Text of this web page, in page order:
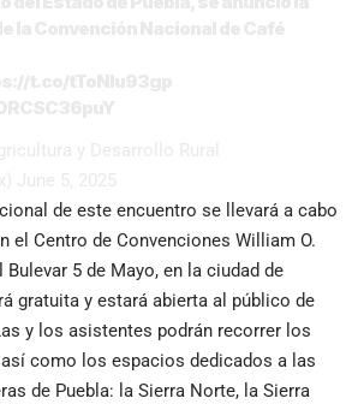
de este encuentro se llevará a cabo
el Centro de Convenciones William O.
5 de Mayo, en la ciudad de
gratuita y estará abierta al público de
y los asistentes podrán recorrer los
como los espacios dedicados a las
de Puebla: la Sierra Norte, la Sierra